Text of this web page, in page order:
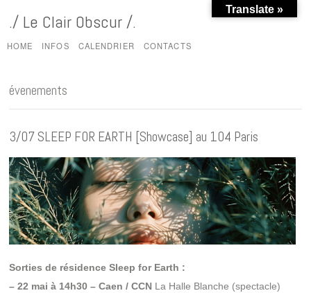
./ Le Clair Obscur /.
HOME INFOS CALENDRIER CONTACTS
évenements
3/07 SLEEP FOR EARTH [Showcase] au 104 Paris
Sorties de résidence Sleep for Earth :
– 22 mai à 14h30 – Caen / CCN La Halle Blanche (spectacle)
Translate »